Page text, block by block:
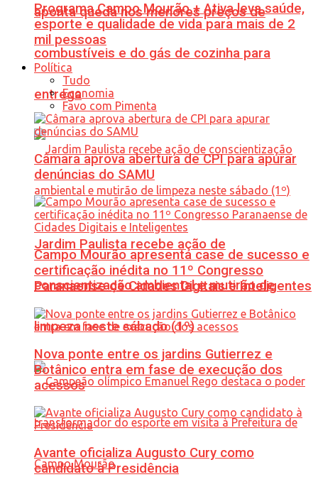
aponta queda nos menores preços de
combustíveis e do gás de cozinha para
entrega
Jardim Paulista recebe ação de
conscientização ambiental e mutirão de
limpeza neste sábado (1º)
Programa Campo Mourão + Ativa leva saúde,
esporte e qualidade de vida para mais de 2
mil pessoas
Política
Tudo
Economia
Favo com Pimenta
Câmara aprova abertura de CPI para apurar
denúncias do SAMU
Campo Mourão apresenta case de sucesso e
certificação inédita no 11º Congresso
Paranaense de Cidades Digitais e Inteligentes
Nova ponte entre os jardins Gutierrez e
Botânico entra em fase de execução dos
acessos
Avante oficializa Augusto Cury como
candidato à Presidência